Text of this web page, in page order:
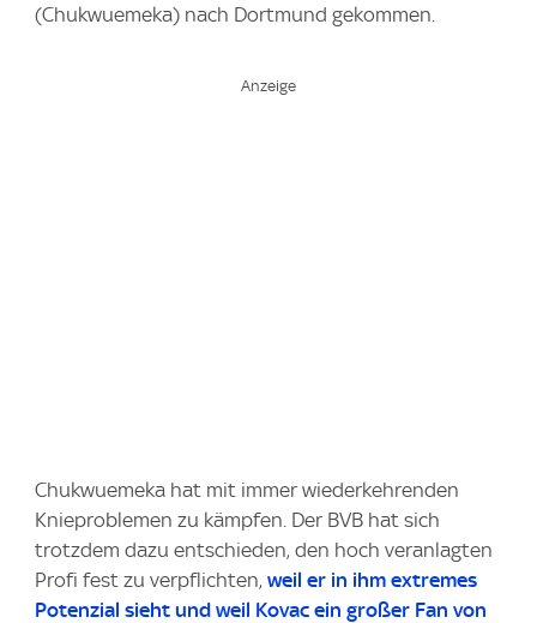
(Chukwuemeka) nach Dortmund gekommen.
Chukwuemeka hat mit immer wiederkehrenden
Knieproblemen zu kämpfen. Der BVB hat sich
trotzdem dazu entschieden, den hoch veranlagten
Profi fest zu verpflichten, weil er in ihm extremes
Potenzial sieht und weil Kovac ein großer Fan von